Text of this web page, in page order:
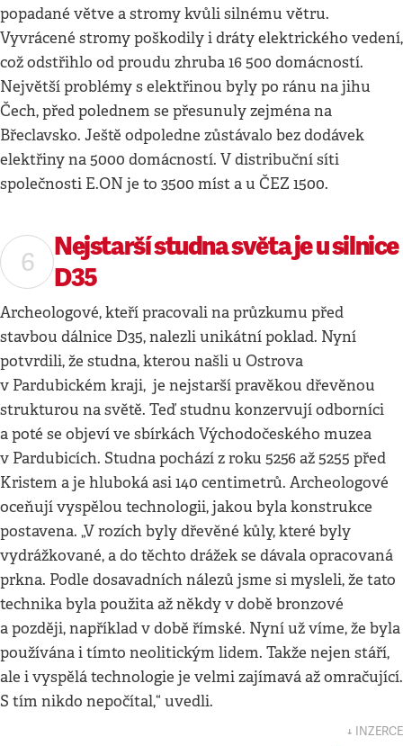
popadané větve a stromy kvůli silnému větru.
Vyvrácené stromy poškodily i dráty elektrického vedení,
což odstřihlo od proudu zhruba 16 500 domácností.
Největší problémy s elektřinou byly po ránu na jihu
Čech, před polednem se přesunuly zejména na
Břeclavsko. Ještě odpoledne zůstávalo bez dodávek
elektřiny na 5000 domácností. V distribuční síti
společnosti E.ON je to 3500 míst a u ČEZ 1500.
Nejstarší studna světa je u silnice
D35
Archeologové, kteří pracovali na průzkumu před
stavbou dálnice D35, nalezli unikátní poklad. Nyní
potvrdili, že studna, kterou našli u Ostrova
v Pardubickém kraji, je nejstarší pravěkou dřevěnou
strukturou na světě. Teď studnu konzervují odborníci
a poté se objeví ve sbírkách Východočeského muzea
v Pardubicích. Studna pochází z roku 5256 až 5255 před
Kristem a je hluboká asi 140 centimetrů. Archeologové
oceňují vyspělou technologii, jakou byla konstrukce
postavena. „V rozích byly dřevěné kůly, které byly
vydrážkované, a do těchto drážek se dávala opracovaná
prkna. Podle dosavadních nálezů jsme si mysleli, že tato
technika byla použita až někdy v době bronzové
a později, například v době římské. Nyní už víme, že byla
používána i tímto neolitickým lidem. Takže nejen stáří,
ale i vyspělá technologie je velmi zajímavá až omračující.
S tím nikdo nepočítal,“ uvedli.
↓ INZERCE